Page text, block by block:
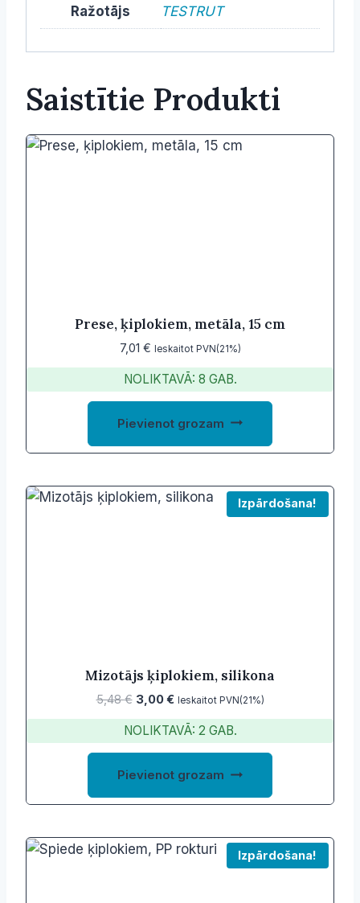
Ražotājs TESTRUT
Saistītie Produkti
Prese, ķiplokiem, metāla, 15 cm
7,01 € Ieskaitot PVN(21%)
NOLIKTAVĀ: 8 GAB.
Pievienot grozam
Izpārdošana!
Mizotājs ķiplokiem, silikona
5,48€ Original
price
was:
5,48 €.
3,00€Current
price
is:
3,00 €.
Ieskaitot PVN(21%)
NOLIKTAVĀ: 2 GAB.
Pievienot grozam
Izpārdošana!